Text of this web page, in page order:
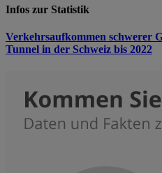
Infos zur Statistik
Verkehrsaufkommen schwerer
Tunnel in der Schweiz bis 2022